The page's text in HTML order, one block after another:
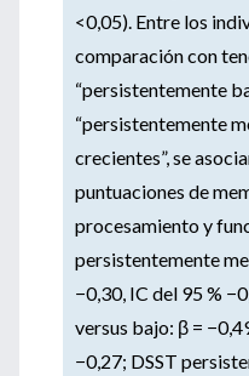
<0,05). Entre los
comparación con
“persistentemente
“persistentemente
crecientes”, se
puntuaciones de
procesamiento y
persistentemente
−0,30, IC del 95 %
versus bajo: β =
−0,27; DSST